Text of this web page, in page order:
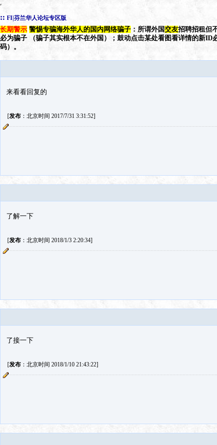
:: FI|芬兰华人论坛专区版
长期警示 警惕专骗海外华人的国内网络骗子 ：所谓外国交友招聘招租但
必为骗子 （骗子其实根本不在外国）；鼓动点击某处看图看详情的新ID
码）。
来看看回复的
[发布：北京时间 2017/7/31 3:31:52]
了解一下
[发布：北京时间 2018/1/3 2:20:34]
了接一下
[发布：北京时间 2018/1/10 21:43:22]